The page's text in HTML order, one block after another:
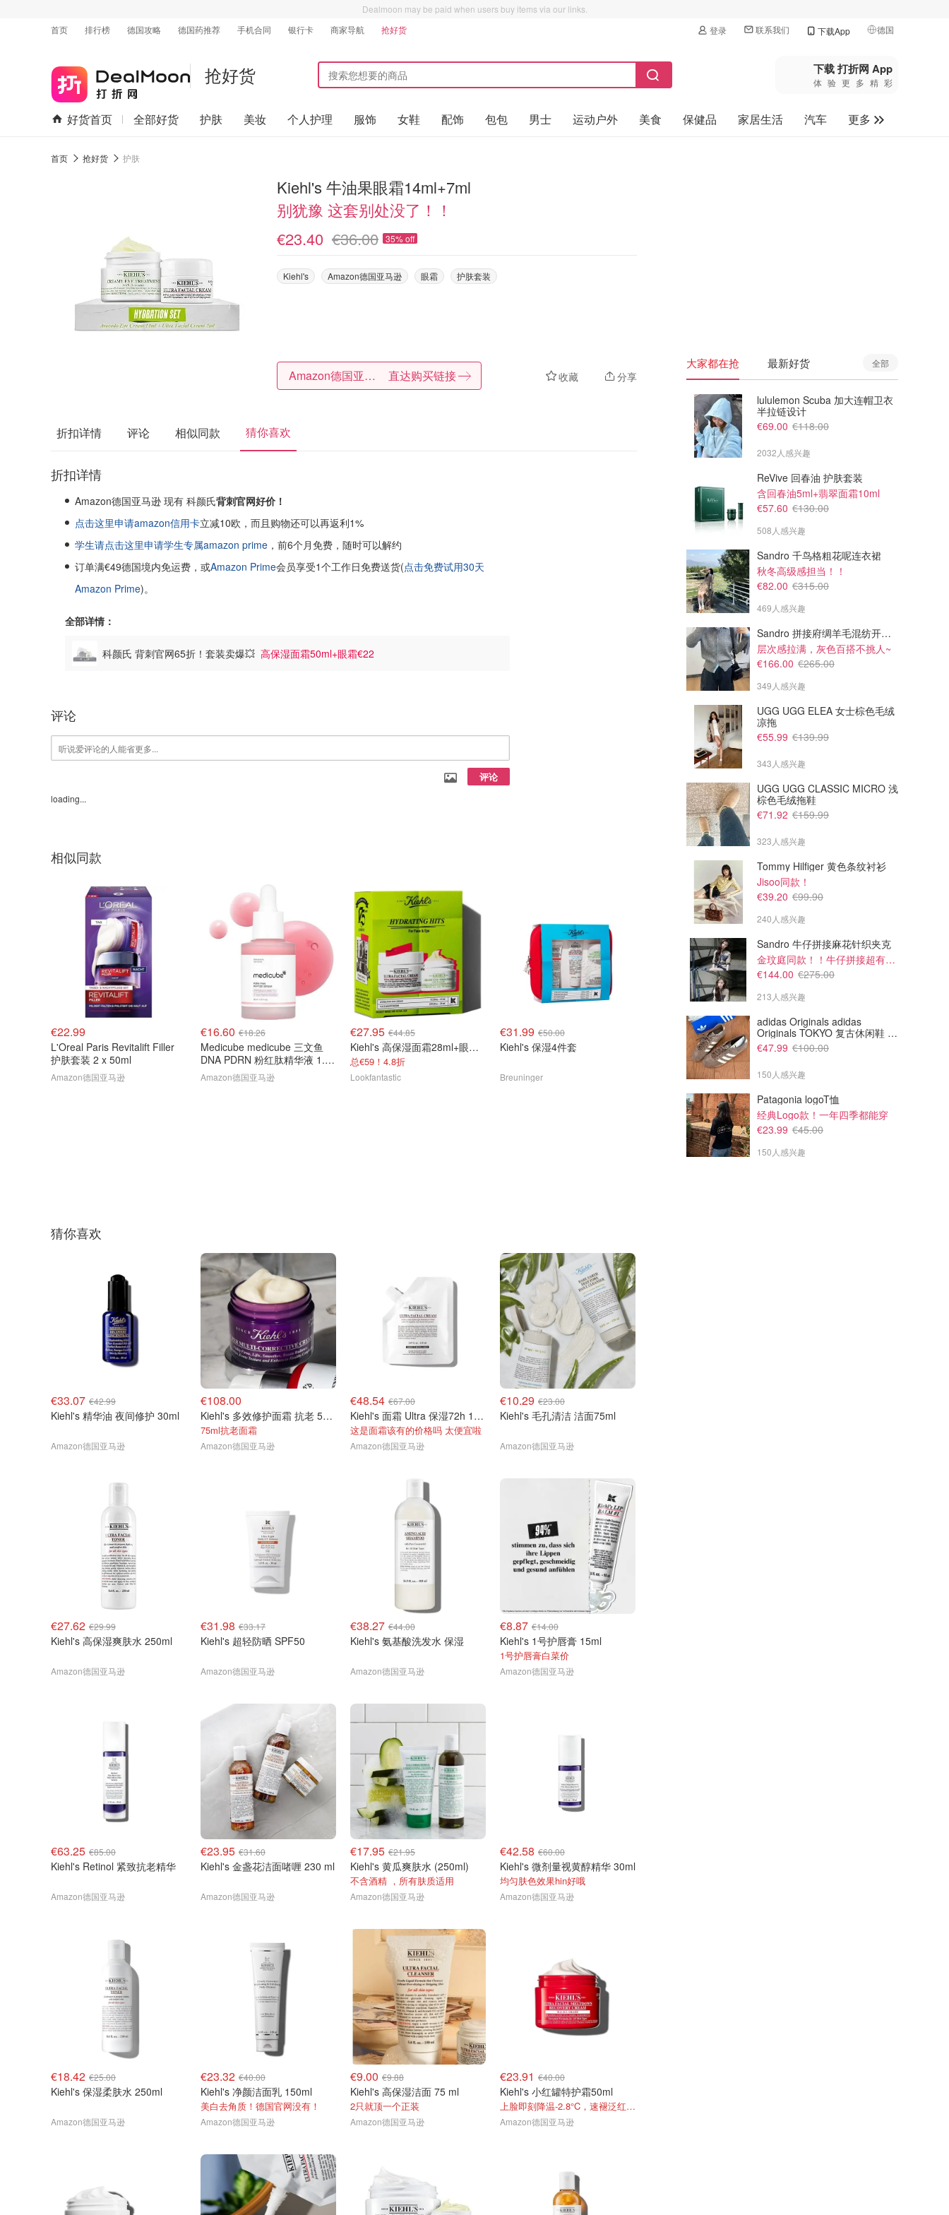
Dealmoon may be paid when users buy items via our links.
首页
排行榜 德国攻略 德国药推荐 手机合同 银行卡 商家导航 抢好货 登录 联系我们 下载App 德国
🇺🇸美国
🇨🇳中国
🇨🇦加拿大
抢好货 下载 打折网 App
体验更多精彩
好货首页 全部好货 护肤 美妆 个人护理 服饰 女鞋 配饰 包包 男士 运动户外 美食 保健品 家居生活 汽车
更多
首页 抢好货 护肤
Kiehl's 牛油果眼霜14ml+7ml
别犹豫 这套别处没了！！
€23.40 €36.00 35% off
Kiehl's Amazon德国亚马逊 眼霜 护肤套装
收藏 分享
Amazon德国亚马逊 直达购买链接
折扣详情 评论 相似同款 猜你喜欢
折扣详情
Amazon德国亚马逊 现有 科颜氏背刺官网好价！
点击这里申请amazon信用卡立减10欧，而且购物还可以再返利1%
学生请点击这里申请学生专属amazon prime ，前6个月免费，随时可以解约
订单满€49德国境内免运费，或Amazon Prime会员享受1个工作日免费送货(点击免费试用30天
Amazon Prime)。
全部详情：
科颜氏 背刺官网65折！套装卖爆💥 高保湿面霜50ml+眼霜€22
评论
评论
loading...
相似同款
€22.99
L'Oreal Paris Revitalift Filler
护肤套装 2 x 50ml
Amazon德国亚马逊
€16.60 €18.26
Medicube medicube 三文鱼
DNA PDRN 粉红肽精华液 1.01
液盎司
Amazon德国亚马逊
€27.95 €44.85
Kiehl's 高保湿面霜28ml+眼霜14ml
总€59！4.8折
Lookfantastic
€31.99 €50.00
Kiehl's 保湿4件套
Breuninger
€14.14
Ladival 面部和唇部防晒霜 SPF 50+ 30ml
防水 适合中性/敏感肌肤
Amazon德国亚马逊
€27.43 €37.00
Kiehl's 牛油果眼霜 14ml
Parfumdreams
猜你喜欢
€33.07 €42.99
Kiehl's 精华油 夜间修护 30ml
Amazon德国亚马逊
€108.00
Kiehl's 多效修护面霜 抗老 50ml
75ml抗老面霜
Amazon德国亚马逊
€48.54 €67.00
Kiehl's 面霜 Ultra 保湿72h 1升装
这是面霜该有的价格吗 太便宜啦
Amazon德国亚马逊
€10.29 €23.00
Kiehl's 毛孔清洁 洁面75ml
Amazon德国亚马逊
€27.62 €29.99
Kiehl's 高保湿爽肤水 250ml
Amazon德国亚马逊
€31.98 €33.17
Kiehl's 超轻防晒 SPF50
Amazon德国亚马逊
€38.27 €44.00
Kiehl's 氨基酸洗发水 保湿
Amazon德国亚马逊
€8.87 €14.00
Kiehl's 1号护唇膏 15ml
1号护唇膏白菜价
Amazon德国亚马逊
€63.25 €85.00
Kiehl's Retinol 紧致抗老精华
Amazon德国亚马逊
€23.95 €31.60
Kiehl's 金盏花洁面啫喱 230 ml
Amazon德国亚马逊
€17.95 €21.95
Kiehl's 黄瓜爽肤水 (250ml)
不含酒精 ，所有肤质适用
Amazon德国亚马逊
€42.58 €60.00
Kiehl's 微剂量视黄醇精华 30ml
均匀肤色效果hin好哦
Amazon德国亚马逊
€18.42 €25.00
Kiehl's 保湿柔肤水 250ml
Amazon德国亚马逊
€23.32 €40.00
Kiehl's 净颜洁面乳 150ml
美白去角质！德国官网没有！
Amazon德国亚马逊
€9.00 €9.88
Kiehl's 高保湿洁面 75 ml
2只就顶一个正装
Amazon德国亚马逊
€23.91 €40.00
Kiehl's 小红罐特护霜50ml
上脸即刻降温-2.8°C，速褪泛红-71%
Amazon德国亚马逊
大家都在抢 最新好货 全部
lululemon Scuba 加大连帽卫衣
半拉链设计
€69.00 €118.00
2032人感兴趣
ReVive 回春油 护肤套装
含回春油5ml+翡翠面霜10ml
€57.60 €130.00
508人感兴趣
Sandro 千鸟格粗花呢连衣裙
秋冬高级感担当！！
€82.00 €315.00
469人感兴趣
Sandro 拼接府绸羊毛混纺开衫 灰色
层次感拉满，灰色百搭不挑人~
€166.00 €265.00
349人感兴趣
UGG UGG ELEA 女士棕色毛绒
凉拖
€55.99 €139.99
343人感兴趣
UGG UGG CLASSIC MICRO 浅
棕色毛绒拖鞋
€71.92 €159.99
323人感兴趣
Tommy Hilfiger 黄色条纹衬衫
Jisoo同款！
€39.20 €99.90
240人感兴趣
Sandro 牛仔拼接麻花针织夹克
金玟庭同款！！牛仔拼接超有层次感
€144.00 €275.00
213人感兴趣
adidas Originals adidas
Originals TOKYO 复古休闲鞋 深
棕色
€47.99 €100.00
150人感兴趣
Patagonia logoT恤
经典Logo款！一年四季都能穿
€23.99 €45.00
150人感兴趣